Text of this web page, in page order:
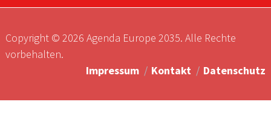
Copyright © 2026 Agenda Europe 2035. Alle Rechte
vorbehalten.
Impressum
Kontakt Datenschutz